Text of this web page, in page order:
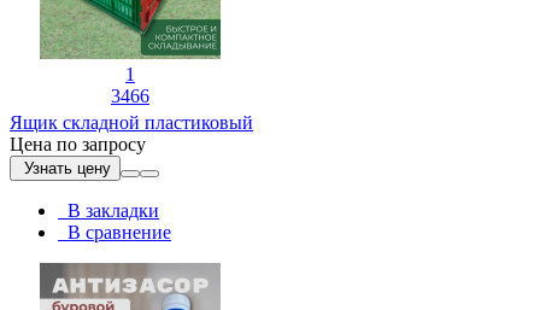
1
3466
Ящик складной пластиковый
Цена по запросу
Узнать цену
В закладки
В сравнение